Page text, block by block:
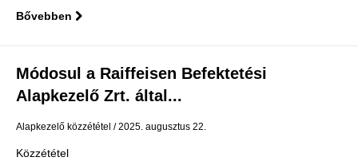
Bővebben
Módosul a Raiffeisen Befektetési
Alapkezelő Zrt. által...
Alapkezelő közzététel 2025. augusztus 22.
Közzététel